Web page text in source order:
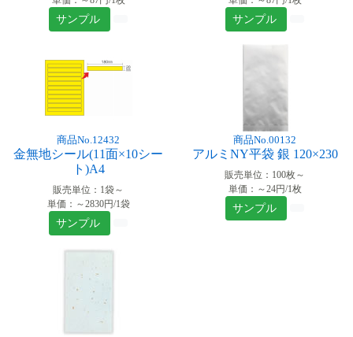
サンプル サンプル
商品No.12432
金無地シール(11面×10シー
ト)A4
販売単位：1袋～
単価：～2830円/1袋
サンプル
商品No.00132
アルミNY平袋 銀 120×230
販売単位：100枚～
単価：～24円/1枚
サンプル